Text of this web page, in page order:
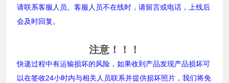
请联系客服人员。客服人员不在线时，请留言或电话，上线后
会及时回复。
注意！！！
快递过程中有运输损坏的风险，如果收到产品发现产品损坏可
以在签收24小时内与相关人员联系并提供损坏照片，我们将免